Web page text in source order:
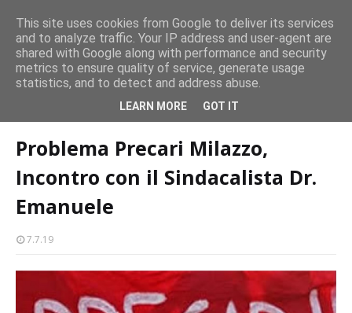
Milazzo si prepara alla magia del “Concerto all’Alba”
EVENTI
Problema Precari Milazzo, Incontro con il
Problema Precari Milazzo,
Incontro con il Sindacalista Dr.
Emanuele
7.7.19
This site uses cookies from Google to deliver its services
and to analyze traffic. Your IP address and user-agent are
shared with Google along with performance and security
metrics to ensure quality of service, generate usage
statistics, and to detect and address abuse.
LEARN MORE GOT IT